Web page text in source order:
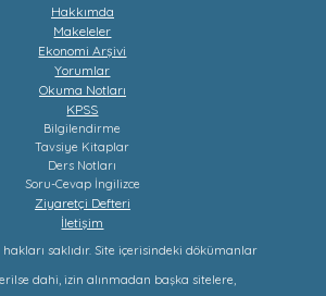
Hakkımda
Makeleler
Ekonomi Arşivi
Yorumlar
Okuma Notları
KPSS
Bilgilendirme
Tavsiye Kitaplar
Ders Notları
Soru-Cevap İngilizce
Ziyaretçi Defteri
İletişim
saklıdır. Site içerisindeki dökümanlar
dahi, izin alınmadan başka sitelere,